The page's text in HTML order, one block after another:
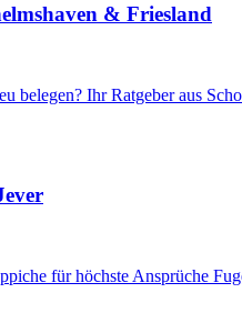
& Friesland
belegen? Ihr Ratgeber aus
für höchste Ansprüche